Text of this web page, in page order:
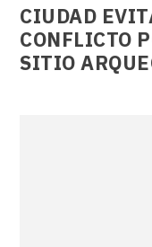
CIUDAD
CONFLICTO
SITIO